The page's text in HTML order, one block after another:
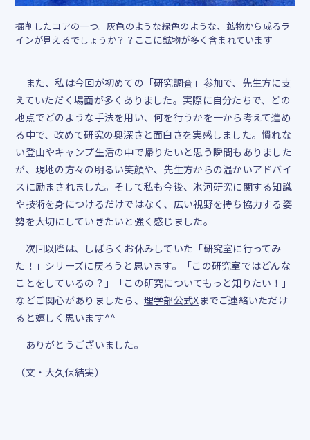
掘削したコアの一つ。灰色のような緑色のような、鉱物から成るラ
インが見えるでしょうか？？ここに鉱物が多く含まれています
また、私は今回が初めての「研究調査」参加で、先生方に支
えていただく場面が多くありました。実際に自分たちで、どの
地点でどのような手法を用い、何を行うかを一から考えて進め
る中で、改めて研究の奥深さと面白さを実感しました。慣れな
い登山やキャンプ生活の中で帰りたいと思う瞬間もありました
が、現地の方々の明るい笑顔や、先生方からの温かいアドバイ
スに励まされました。そして私も今後、氷河研究に関する知識
や技術を身につけるだけではなく、広い視野を持ち協力する姿
勢を大切にしていきたいと強く感じました。
次回以降は、しばらくお休みしていた「研究室に行ってみ
た！」シリーズに戻ろうと思います。「この研究室ではどんな
ことをしているの？」「この研究についてもっと知りたい！」
などご関心がありましたら、 理学部公式Xまでご連絡いただけ
ると嬉しく思います^^
ありがとうございました。
（文・大久保結実）